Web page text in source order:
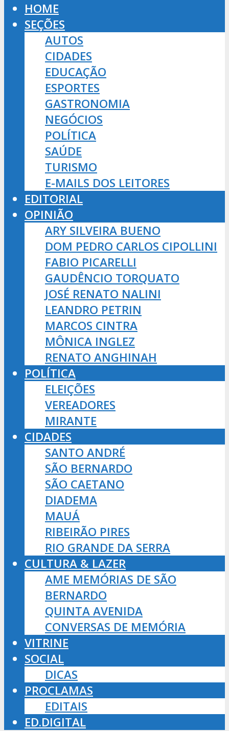
HOME
SEÇÕES
AUTOS
CIDADES
EDUCAÇÃO
ESPORTES
GASTRONOMIA
NEGÓCIOS
POLÍTICA
SAÚDE
TURISMO
E-MAILS DOS LEITORES
EDITORIAL
OPINIÃO
ARY SILVEIRA BUENO
DOM PEDRO CARLOS CIPOLLINI
FABIO PICARELLI
GAUDÊNCIO TORQUATO
JOSÉ RENATO NALINI
LEANDRO PETRIN
MARCOS CINTRA
MÔNICA INGLEZ
RENATO ANGHINAH
POLÍTICA
ELEIÇÕES
VEREADORES
MIRANTE
CIDADES
SANTO ANDRÉ
SÃO BERNARDO
SÃO CAETANO
DIADEMA
MAUÁ
RIBEIRÃO PIRES
RIO GRANDE DA SERRA
CULTURA & LAZER
AME MEMÓRIAS DE SÃO
BERNARDO
QUINTA AVENIDA
CONVERSAS DE MEMÓRIA
VITRINE
SOCIAL
DICAS
PROCLAMAS
EDITAIS
ED.DIGITAL